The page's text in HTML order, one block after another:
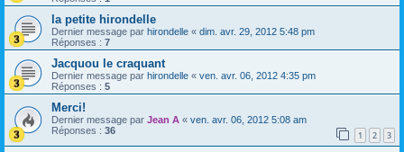
la petite hirondelle
Dernier message par hirondelle « dim. avr. 29, 2012 5:48 pm
Réponses : 7
Jacquou le craquant
Dernier message par hirondelle « ven. avr. 06, 2012 4:35 pm
Réponses : 5
Merci!
Dernier message par Jean A « ven. avr. 06, 2012 5:08 am
Réponses : 36 1 2 3